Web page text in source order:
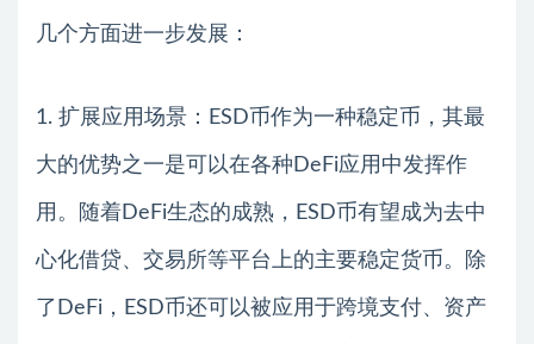
几个方面进一步发展：
1. 扩展应用场景：ESD币作为一种稳定币，其最
大的优势之一是可以在各种DeFi应用中发挥作
用。随着DeFi生态的成熟，ESD币有望成为去中
心化借贷、交易所等平台上的主要稳定货币。除
了DeFi，ESD币还可以被应用于跨境支付、资产